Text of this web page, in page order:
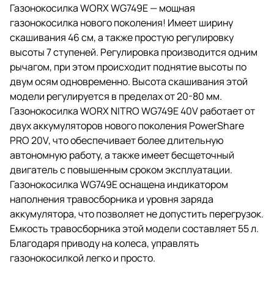
Газонокосилка WORX WG749E — мощная
газонокосилка нового поколения! Имеет ширину
скашивания 46 см, а также простую регулировку
высоты 7 ступеней. Регулировка производится одним
рычагом, при этом происходит поднятие высоты по
двум осям одновременно. Высота скашивания этой
модели регулируется в пределах от 20-80 мм.
Газонокосилка WORX NITRO WG749E 40V работает от
двух аккумуляторов нового поколения PowerShare
PRO 20V, что обеспечивает более длительную
автономную работу, а также имеет бесщеточный
двигатель с повышенным сроком эксплуатации.
Газонокосилка WG749E оснащена индикатором
наполнения травосборника и уровня заряда
аккумулятора, что позволяет не допустить перегрузок.
Емкость травосборника этой модели составляет 55 л.
Благодаря приводу на колеса, управлять
газонокосилкой легко и просто.